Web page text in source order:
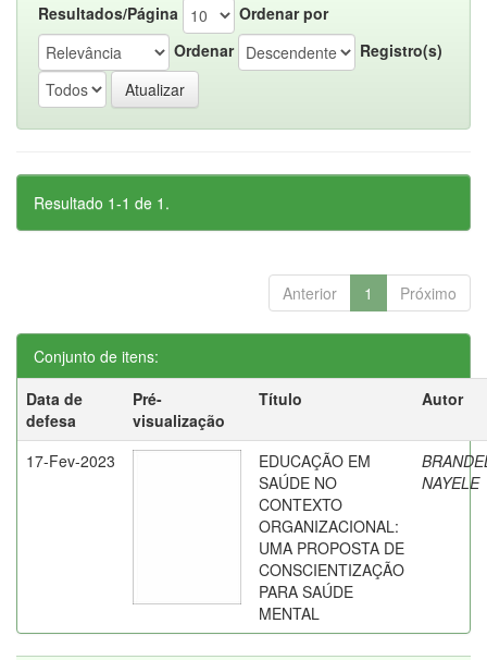
Resultados/Página
Ordenar por
Ordenar
Registro(s)
Resultado 1-1 de 1.
Anterior 1 Próximo
Conjunto de itens:
Data de
defesa
Pré-
visualização
Título Autor
17-Fev-2023
EDUCAÇÃO EM
SAÚDE NO
CONTEXTO
ORGANIZACIONAL:
UMA PROPOSTA DE
CONSCIENTIZAÇÃO
PARA SAÚDE
MENTAL
NAYELE